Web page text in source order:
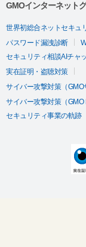
GMOインターネット
世界初総合ネットセキュ
パスワード漏洩診断
セキュリティ相談AIチャ
実在証明・盗聴対策
サイバー攻撃対策（GMO
サイバー攻撃対策（GMO
セキュリティ事業の軌跡